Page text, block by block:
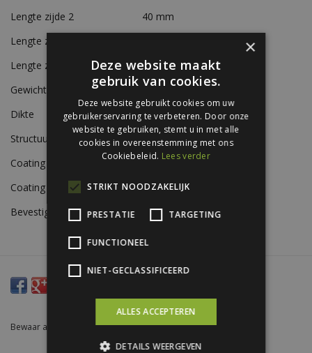
Lengte zijde 2
40 mm
Lengte zijde 3
Lengte zijde 4
15 mm
Gewicht
Ca. 0,7 kg/m
Dikte
0,56 mm
Structuur
Glad
Coating A-zijde
Siliconen polyestercoating
Coating B-zijde
Beschermlak RAL 9002
Bevestiging
Zelfborende schroeven
Bewaar als favoriet Toevoegen om te vergelijken/Afdrukken
×
Deze website maakt
gebruik van cookies.
Deze website gebruikt cookies om uw
gebruikerservaring te verbeteren. Door onze
website te gebruiken, stemt u in met alle
cookies in overeenstemming met ons
Cookiebeleid. Lees verder
STRIKT NOODZAKELIJK
PRESTATIE TARGETING
FUNCTIONEEL
NIET-GECLASSIFICEERD
ALLES ACCEPTEREN
DETAILS WEERGEVEN